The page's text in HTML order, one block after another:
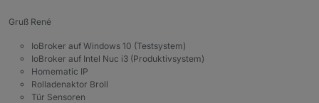
Gruß René
IoBroker auf Windows 10 (Testsystem)
IoBroker auf Intel Nuc i3 (Produktivsystem)
Homematic IP
Rolladenaktor Broll
Tür Sensoren